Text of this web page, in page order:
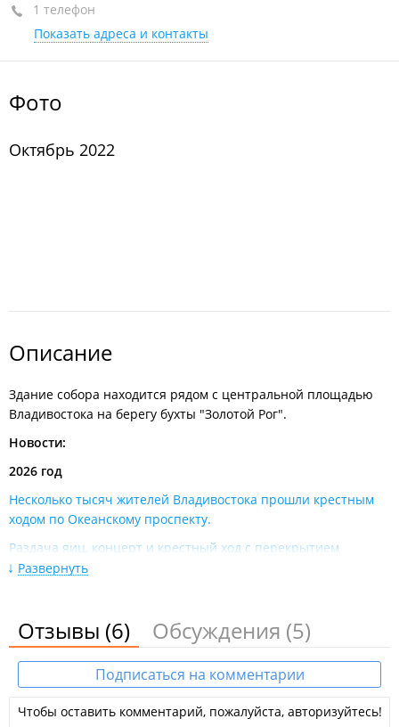
+7 950 282-39-91
сегодня закрыто
1 телефон
Показать адреса и контакты
Фото
Октябрь 2022
Описание
Здание собора находится рядом с центральной площадью
Владивостока на берегу бухты "Золотой Рог".
Новости:
2026 год
Несколько тысяч жителей Владивостока прошли крестным
ходом по Океанскому проспекту​.
Раздача яиц, концерт и крестный ход с перекрытием
Океанского проспекта: в воскресенье во Владивостоке
Крестный ход и праздник на площади: православные
Владивостока отмечают Светлую Пасху.
Икона Пресвятой Богородицы «Умиление» прибыла во
Владивосток – с 11 января её покажут в Спасо-
Развернуть
Отзывы (6) Обсуждения (5)
Подписаться на комментарии
Чтобы оставить комментарий, пожалуйста, авторизуйтесь!